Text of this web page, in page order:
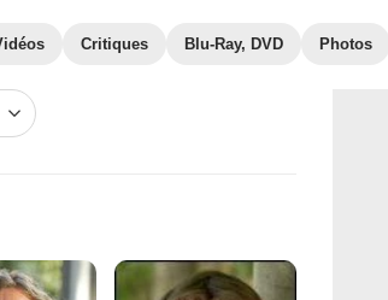
Critiques Blu-Ray, DVD Photos